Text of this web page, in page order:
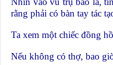
rằng phải có bàn tay tác
Ta xem một chiếc đồng
Nếu không có thợ, bao